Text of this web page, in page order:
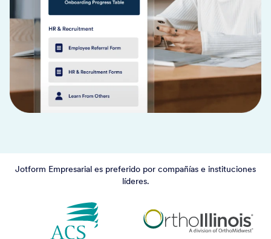
Jotform Empresarial es preferido por compañías e instituciones
líderes.